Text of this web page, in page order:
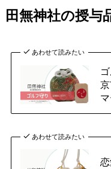
田無神社の授与
あわせて読みたい
あわせて読みたい